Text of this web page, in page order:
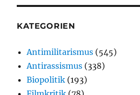
KATEGORIEN
Antimilitarismus (545)
Antirassismus (338)
Biopolitik (193)